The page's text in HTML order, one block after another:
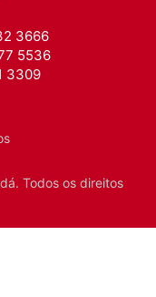
3666
5536
3309
Todos os direitos